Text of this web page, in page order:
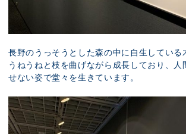
長野のうっそうとした森の中に自生している
うねうねと枝を曲げながら成長しており、人
せない姿で堂々を生きています。